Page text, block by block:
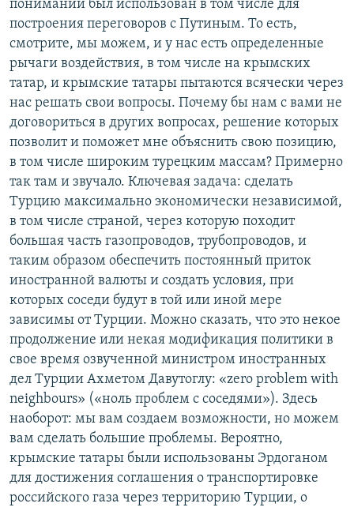
понимании был использован в том числе для
построения переговоров с Путиным. То есть,
смотрите, мы можем, и у нас есть определенные
рычаги воздействия, в том числе на крымских
татар, и крымские татары пытаются всячески через
нас решать свои вопросы. Почему бы нам с вами не
договориться в других вопросах, решение которых
позволит и поможет мне объяснить свою позицию,
в том числе широким турецким массам? Примерно
так там и звучало. Ключевая задача: сделать
Турцию максимально экономически независимой,
в том числе страной, через которую походит
большая часть газопроводов, трубопроводов, и
таким образом обеспечить постоянный приток
иностранной валюты и создать условия, при
которых соседи будут в той или иной мере
зависимы от Турции. Можно сказать, что это некое
продолжение или некая модификация политики в
свое время озвученной министром иностранных
дел Турции Ахметом Давутоглу: «zero problem with
neighbours» («ноль проблем с соседями»). Здесь
наоборот: мы вам создаем возможности, но можем
вам сделать большие проблемы. Вероятно,
крымские татары были использованы Эрдоганом
для достижения соглашения о транспортировке
российского газа через территорию Турции, о